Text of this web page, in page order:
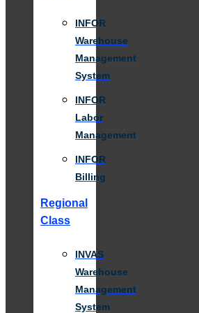
INFOR
Warehouse
Management
System
INFOR
Labor
Management
INFOR
Billing
Regional
Class
INVAS
Warehouse
Management
System